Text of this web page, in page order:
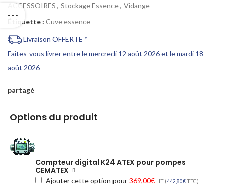
ACCESSOIRES, Stockage Essence, Vidange
Étiquette : Cuve essence
Livraison OFFERTE *
Faites-vous livrer entre le mercredi 12 août 2026 et le mardi 18
août 2026
partagé
Options du produit
Compteur digital K24 ATEX pour pompes
CEMATEX
Ajouter cette option pour 369,00€ HT (442,80€TTC)